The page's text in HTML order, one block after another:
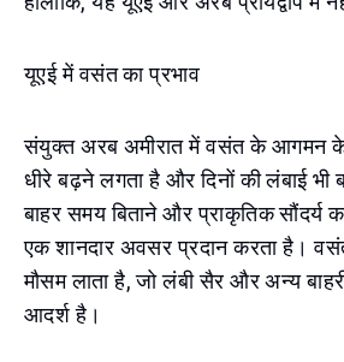
यूएई में वसंत का प्रभाव
संयुक्त अरब अमीरात में वसंत के आगमन के
धीरे बढ़ने लगता है और दिनों की लंबाई
बाहर समय बिताने और प्राकृतिक
एक शानदार अवसर प्रदान करता है।
मौसम लाता है, जो लंबी सैर और अन्य
आदर्श है।